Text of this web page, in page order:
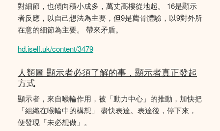
對細節，也傾向積小成多，萬丈高樓從地起。 16是顯示
者反應，以自己想法為主要，但9是薦骨體驗，以9對外所
在意的細節為主要。 帶來矛盾。
hd.iself.uk/content/3479
人類圖 顯示者必須了解的事，顯示者真正發起
方式
顯示者，來自喉輪作用，被「動力中心」的推動，加快把
「組織在喉輪中的構想」 盡快表達。表達後，停下來，
便發現「未必想做」。